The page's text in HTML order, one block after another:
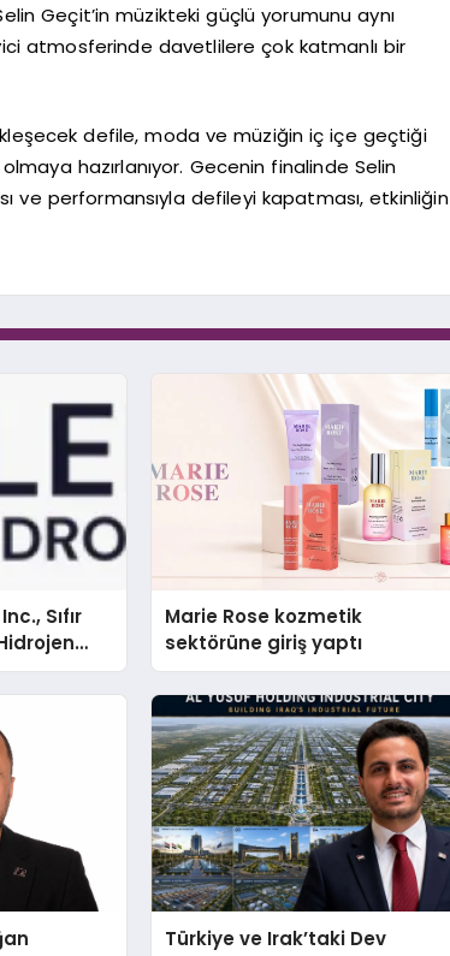
Geçit’in müzikteki güçlü yorumunu aynı
atmosferinde davetlilere çok katmanlı bir
defile, moda ve müziğin iç içe geçtiği
hazırlanıyor. Gecenin finalinde Selin
ve performansıyla defileyi kapatması, etkinliğin
Sıfır
ISO ve
Marie Rose kozmetik
sektörüne giriş yaptı
Türkiye ve Irak’taki Dev